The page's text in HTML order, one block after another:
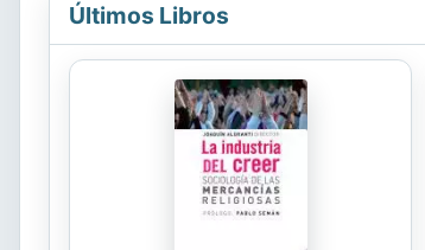
Últimos Libros